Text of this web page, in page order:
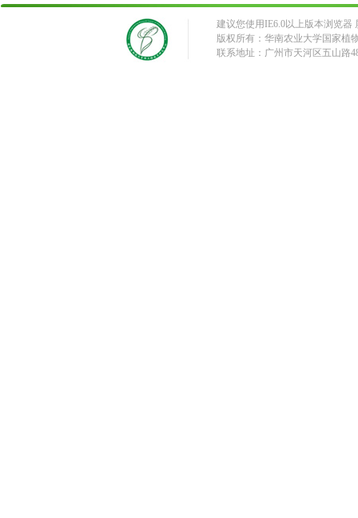
建议您使用IE6.0以上版本浏览器
版权所有：华南农业大学国家植
联系地址：广州市天河区五山路